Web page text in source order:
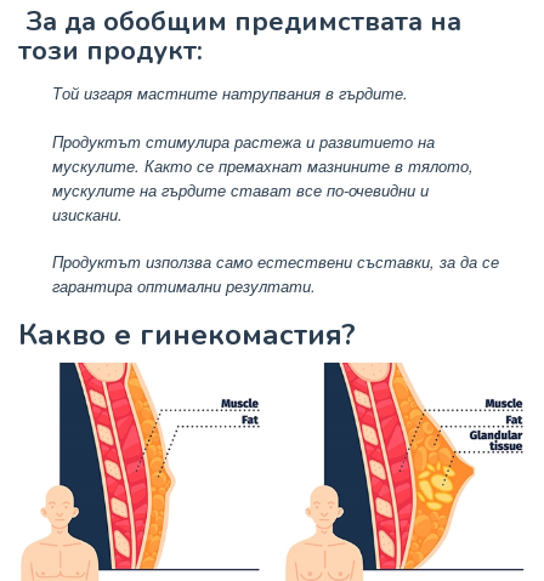
За да обобщим предимствата на
този продукт:
Той изгаря мастните натрупвания в гърдите.
Продуктът стимулира растежа и развитието на
мускулите. Както се премахнат мазнините в тялото,
мускулите на гърдите стават все по-очевидни и
изискани.
Продуктът използва само естествени съставки, за да се
гарантира оптимални резултати.
Какво е гинекомастия?